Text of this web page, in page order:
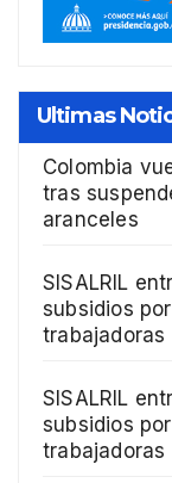
Ultimas
Colombia
tras
aranceles
SISALRIL
subsidios
trabajadoras
SISALRIL
subsidios
trabajadoras